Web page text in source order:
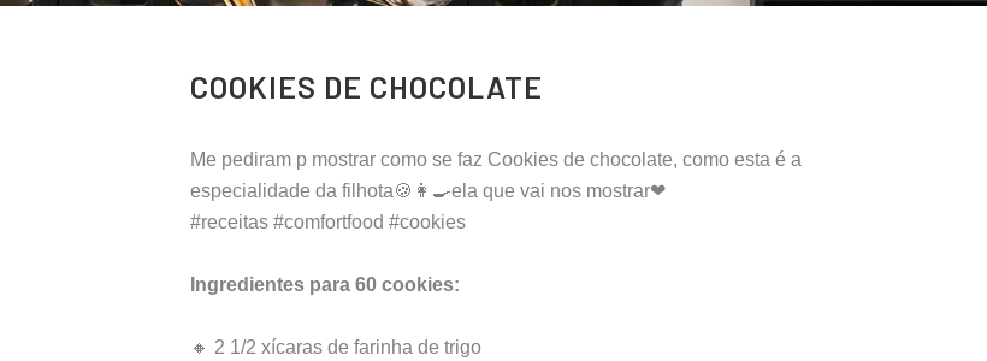
COOKIES DE CHOCOLATE
Me pediram p mostrar como se faz Cookies de chocolate, como esta é a
especialidade da filhota🍪👩‍🍳ela que vai nos mostrar❤
#receitas #comfortfood #cookies
Ingredientes para 60 cookies:
🔸 2 1/2 xícaras de farinha de trigo